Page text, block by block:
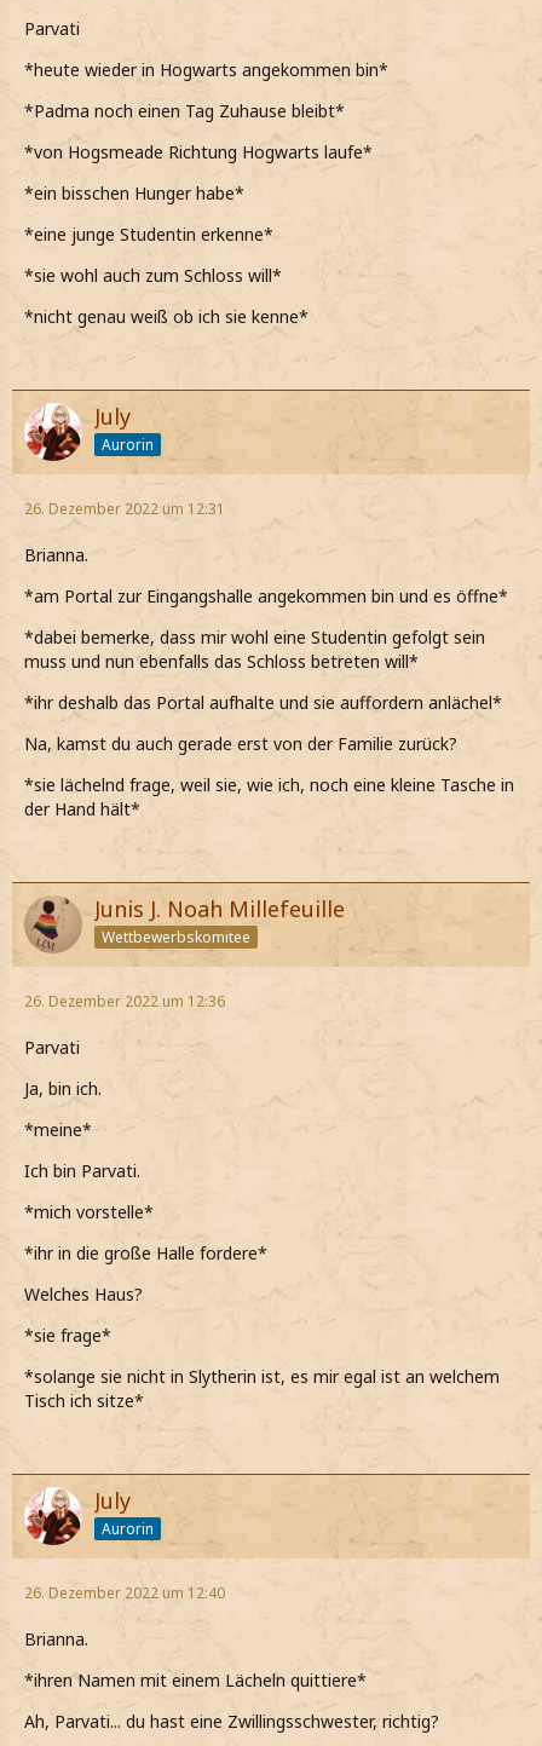
Parvati
*heute wieder in Hogwarts angekommen bin*
*Padma noch einen Tag Zuhause bleibt*
*von Hogsmeade Richtung Hogwarts laufe*
*ein bisschen Hunger habe*
*eine junge Studentin erkenne*
*sie wohl auch zum Schloss will*
*nicht genau weiß ob ich sie kenne*
July
Aurorin
26. Dezember 2022 um 12:31
Brianna.
*am Portal zur Eingangshalle angekommen bin und es öffne*
*dabei bemerke, dass mir wohl eine Studentin gefolgt sein
muss und nun ebenfalls das Schloss betreten will*
*ihr deshalb das Portal aufhalte und sie auffordern anlächel*
Na, kamst du auch gerade erst von der Familie zurück?
*sie lächelnd frage, weil sie, wie ich, noch eine kleine Tasche in
der Hand hält*
Junis J. Noah Millefeuille
Wettbewerbskomitee
26. Dezember 2022 um 12:36
Parvati
Ja, bin ich.
*meine*
Ich bin Parvati.
*mich vorstelle*
*ihr in die große Halle fordere*
Welches Haus?
*sie frage*
*solange sie nicht in Slytherin ist, es mir egal ist an welchem
Tisch ich sitze*
July
Aurorin
26. Dezember 2022 um 12:40
Brianna.
*ihren Namen mit einem Lächeln quittiere*
Ah, Parvati... du hast eine Zwillingsschwester, richtig?